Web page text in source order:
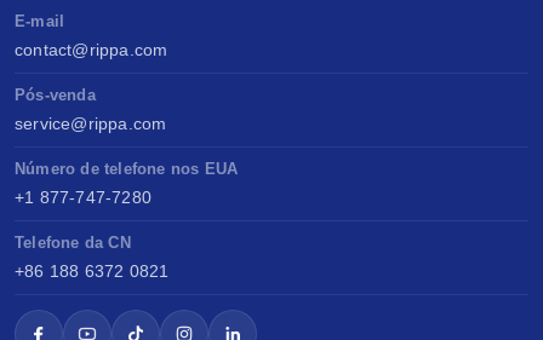
E-mail
contact@rippa.com
Pós-venda
service@rippa.com
Número de telefone nos EUA
+1 877-747-7280
Telefone da CN
+86 188 6372 0821